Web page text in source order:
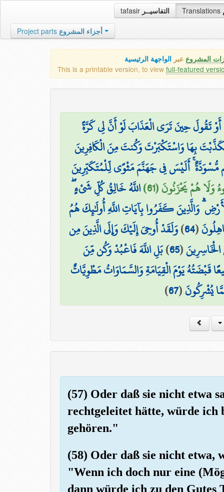
tafasir التفاسيــر Translations
Project parts أجزاء المشروع
المشروع عبر الواجهة الرئيسية
This is a printable version, to view full-featured
أَوْ تَقُولَ حِينَ تَرَى الْعَذَابَ لَوْ أَنَّ لِي كَرَّةً
بِهَا وَاسْتَكْبَرْتَ وَكُنتَ مِنَ الْكَافِرِينَ
مُّسْوَدَّةٌ ۚ أَلَيْسَ فِي جَهَنَّمَ مَثْوًى لِّلْمُتَكَبِّرِينَ
وَلَا هُمْ يَحْزَنُونَ (61)
اللَّهُ خَالِقُ كُلِّ شَيْءٍ ۖ
وَالَّذِينَ كَفَرُوا بِآيَاتِ اللَّهِ أُولَٰئِكَ هُمُ
(
64
)وَلَقَدْ أُوحِيَ إِلَيْكَ وَإِلَى الَّذِينَ مِن
(
65
)بَلِ اللَّهَ فَاعْبُدْ وَكُن مِّنَ
قَبْضَتُهُ يَوْمَ الْقِيَامَةِ وَالسَّمَاوَاتُ مَطْوِيَّاتٌ
يُشْرِكُونَ(
67
)
(57) Oder daß sie nicht etwa
rechtgeleitet hätte, würde ich
gehören."
(58) Oder daß sie nicht etwa,
"Wenn ich doch nur eine
dann würde ich zu den Gutes